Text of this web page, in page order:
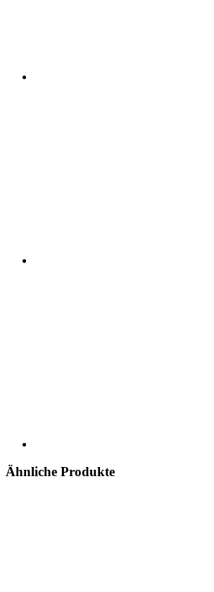
Ähnliche Produkte